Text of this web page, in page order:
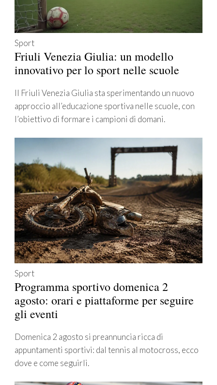
Sport
Friuli Venezia Giulia: un modello
innovativo per lo sport nelle scuole
Il Friuli Venezia Giulia sta sperimentando un nuovo
approccio all’educazione sportiva nelle scuole, con
l’obiettivo di formare i campioni di domani.
Sport
Programma sportivo domenica 2
agosto: orari e piattaforme per seguire
gli eventi
Domenica 2 agosto si preannuncia ricca di
appuntamenti sportivi: dal tennis al motocross, ecco
dove e come seguirli.